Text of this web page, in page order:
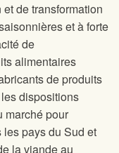
de transformation
et à forte
de
alimentaires
de produits
dispositions
marché pour
pays du Sud et
la viande au